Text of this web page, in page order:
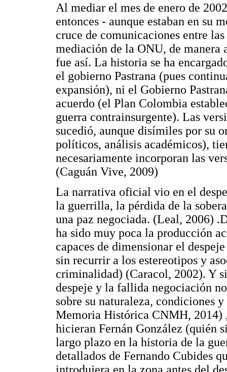
Al mediar el mes de enero de
entonces - aunque estaban en su
cruce de comunicaciones entre
mediación de la ONU, de manera
fue así. La historia se ha
el gobierno Pastrana (pues
expansión), ni el Gobierno
acuerdo (el Plan Colombia
guerra contrainsurgente). Las
sucedió, aunque disímiles por su
políticos, análisis académicos),
necesariamente incorporan las
(Caguán Vive, 2009)
La narrativa oficial vio en el
la guerrilla, la pérdida de la
una paz negociada. (Leal, 2006)
ha sido muy poca la producción
capaces de dimensionar el
sin recurrir a los estereotipos y
criminalidad) (Caracol, 2002). Y
despeje y la fallida negociación
sobre su naturaleza, condiciones
Memoria Histórica CNMH, 2014)
hicieran Fernán González (quién
largo plazo en la historia de la
detallados de Fernando Cubides
introdujera en la zona antes del